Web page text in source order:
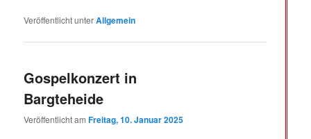
Veröffentlicht unterAllgemein
Gospelkonzert in
Bargteheide
Veröffentlicht amFreitag, 10. Januar 2025